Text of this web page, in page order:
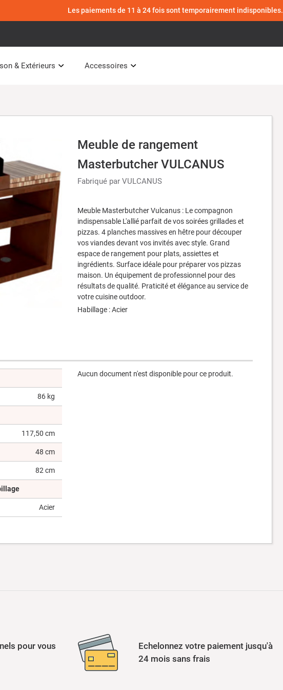
Les paiements de 11 à 24 fois sont temporairement indisponibles.
& Extérieurs Accessoires
Meuble de rangement
Masterbutcher VULCANUS
Fabriqué par VULCANUS
Meuble Masterbutcher Vulcanus : Le compagnon
indispensable L'allié parfait de vos soirées grillades et
pizzas. 4 planches massives en hêtre pour découper
vos viandes devant vos invités avec style. Grand
espace de rangement pour plats, assiettes et
ingrédients. Surface idéale pour préparer vos pizzas
maison. Un équipement de professionnel pour des
résultats de qualité. Praticité et élégance au service de
votre cuisine outdoor.
Habillage : Acier
86 kg
117,50 cm
48 cm
82 cm
Acier
Aucun document n'est disponible pour ce produit.
pour vous
Echelonnez votre paiement jusqu'à
24 mois sans frais